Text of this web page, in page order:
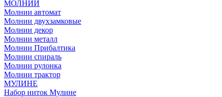
МОЛНИИ
Молнии автомат
Молнии двухзамковые
Молнии декор
Молнии металл
Молнии Прибалтика
Молнии спираль
Молнии рулонка
Молнии трактор
МУЛИНЕ
Набор ниток Мулине